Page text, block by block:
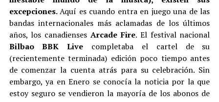
excepciones.Aquí es cuando entra en juego una de las
bandas internacionales más aclamadas de los últimos
años, los canadiensesArcade Fire. El festival nacional
Bilbao BBK Live completaba el cartel de su
(recientemente terminada) edición poco tiempo antes
de comenzar la cuenta atrás para su celebración. Sin
embargo, ya en Enero se conocía la noticia por la que
estoy seguro se vendieron la mayoría de los abonos de